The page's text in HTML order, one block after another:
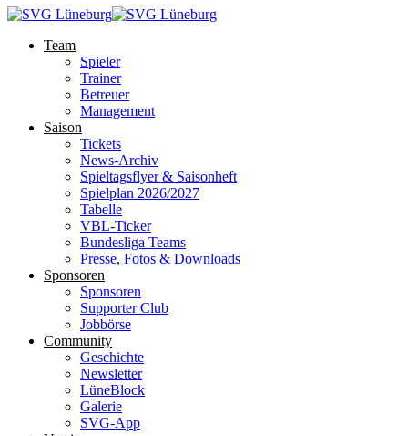
Team
Spieler
Trainer
Betreuer
Management
Saison
Tickets
News-Archiv
Spieltagsflyer & Saisonheft
Spielplan 2026/2027
Tabelle
VBL-Ticker
Bundesliga Teams
Presse, Fotos & Downloads
Sponsoren
Sponsoren
Supporter Club
Jobbörse
Community
Geschichte
Newsletter
LüneBlock
Galerie
SVG-App